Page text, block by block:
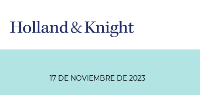
17 DE NOVIEMBRE DE 2023